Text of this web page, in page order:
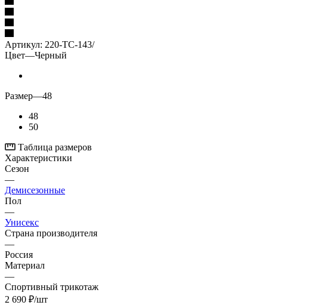
Артикул: 220-TC-143/
Цвет—Черный
Размер—48
48
50
Таблица размеров
Характеристики
Сезон
—
Демисезонные
Пол
—
Унисекс
Страна производителя
—
Россия
Материал
—
Спортивный трикотаж
2 690 ₽/шт